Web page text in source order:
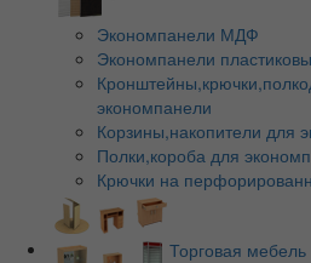
Экономпанели МДФ
Экономпанели
экономпанели
Корзины,накопители для
Полки,короба для
Крючки на
Торговая мебель